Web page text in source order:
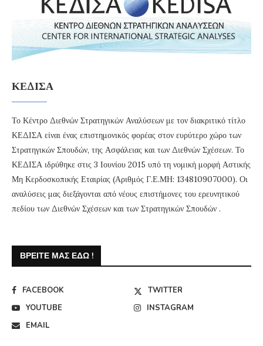
ΚΕΔΙΣΑ
Το Κέντρο Διεθνών Στρατηγικών Αναλύσεων με τον διακριτικό τίτλο
ΚΕΔΙΣΑ είναι ένας επιστημονικός φορέας στον ευρύτερο χώρο των
Στρατηγικών Σπουδών, της Ασφάλειας και των Διεθνών Σχέσεων. Το
ΚΕΔΙΣΑ ιδρύθηκε στις 3 Ιουνίου 2015 υπό τη νομική μορφή Αστικής
Μη Κερδοσκοπικής Εταιρίας (Αριθμός Γ.Ε.ΜΗ: 134810907000). Οι
αναλύσεις μας διεξάγονται από νέους επιστήμονες του ερευνητικού
πεδίου των Διεθνών Σχέσεων και των Στρατηγικών Σπουδών .
ΒΡΕΊΤΕ ΜΑΣ ΕΔΏ !
FACEBOOK
TWITTER
YOUTUBE
INSTAGRAM
EMAIL